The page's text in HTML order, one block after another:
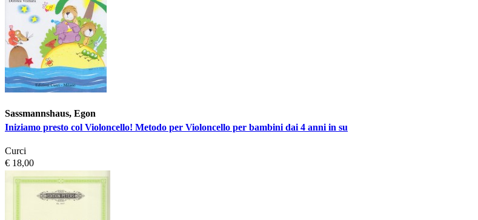
Sassmannshaus, Egon
Iniziamo presto col Violoncello! Metodo per Violoncello per bambini dai 4 anni in su
Curci
€ 18,00